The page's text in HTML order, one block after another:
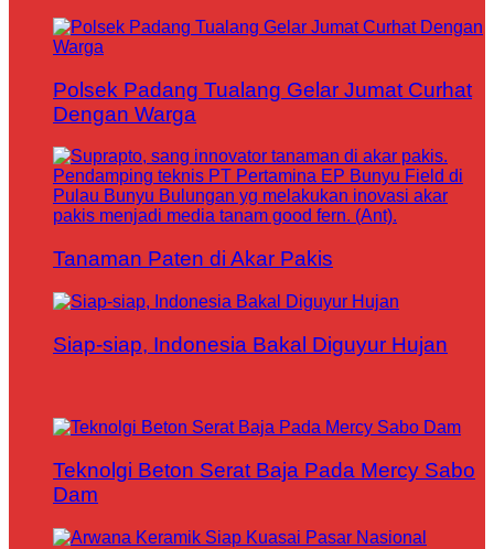
Polsek Padang Tualang Gelar Jumat Curhat
Dengan Warga
Tanaman Paten di Akar Pakis
Siap-siap, Indonesia Bakal Diguyur Hujan
Teknolgi Beton Serat Baja Pada Mercy Sabo
Dam